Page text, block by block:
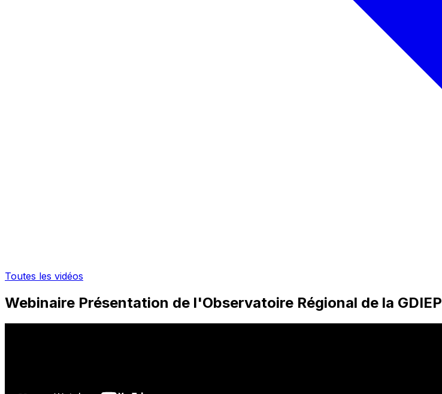
Toutes les vidéos
Webinaire Présentation de l'Observatoire Régional de la GDIEP